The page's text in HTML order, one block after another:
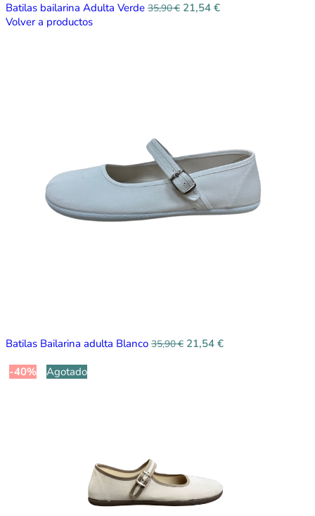
Batilas bailarina Adulta Verde 35,90€ 21,54 €
Volver a productos
Batilas Bailarina adulta Blanco 35,90€ 21,54 €
-40%
Agotado